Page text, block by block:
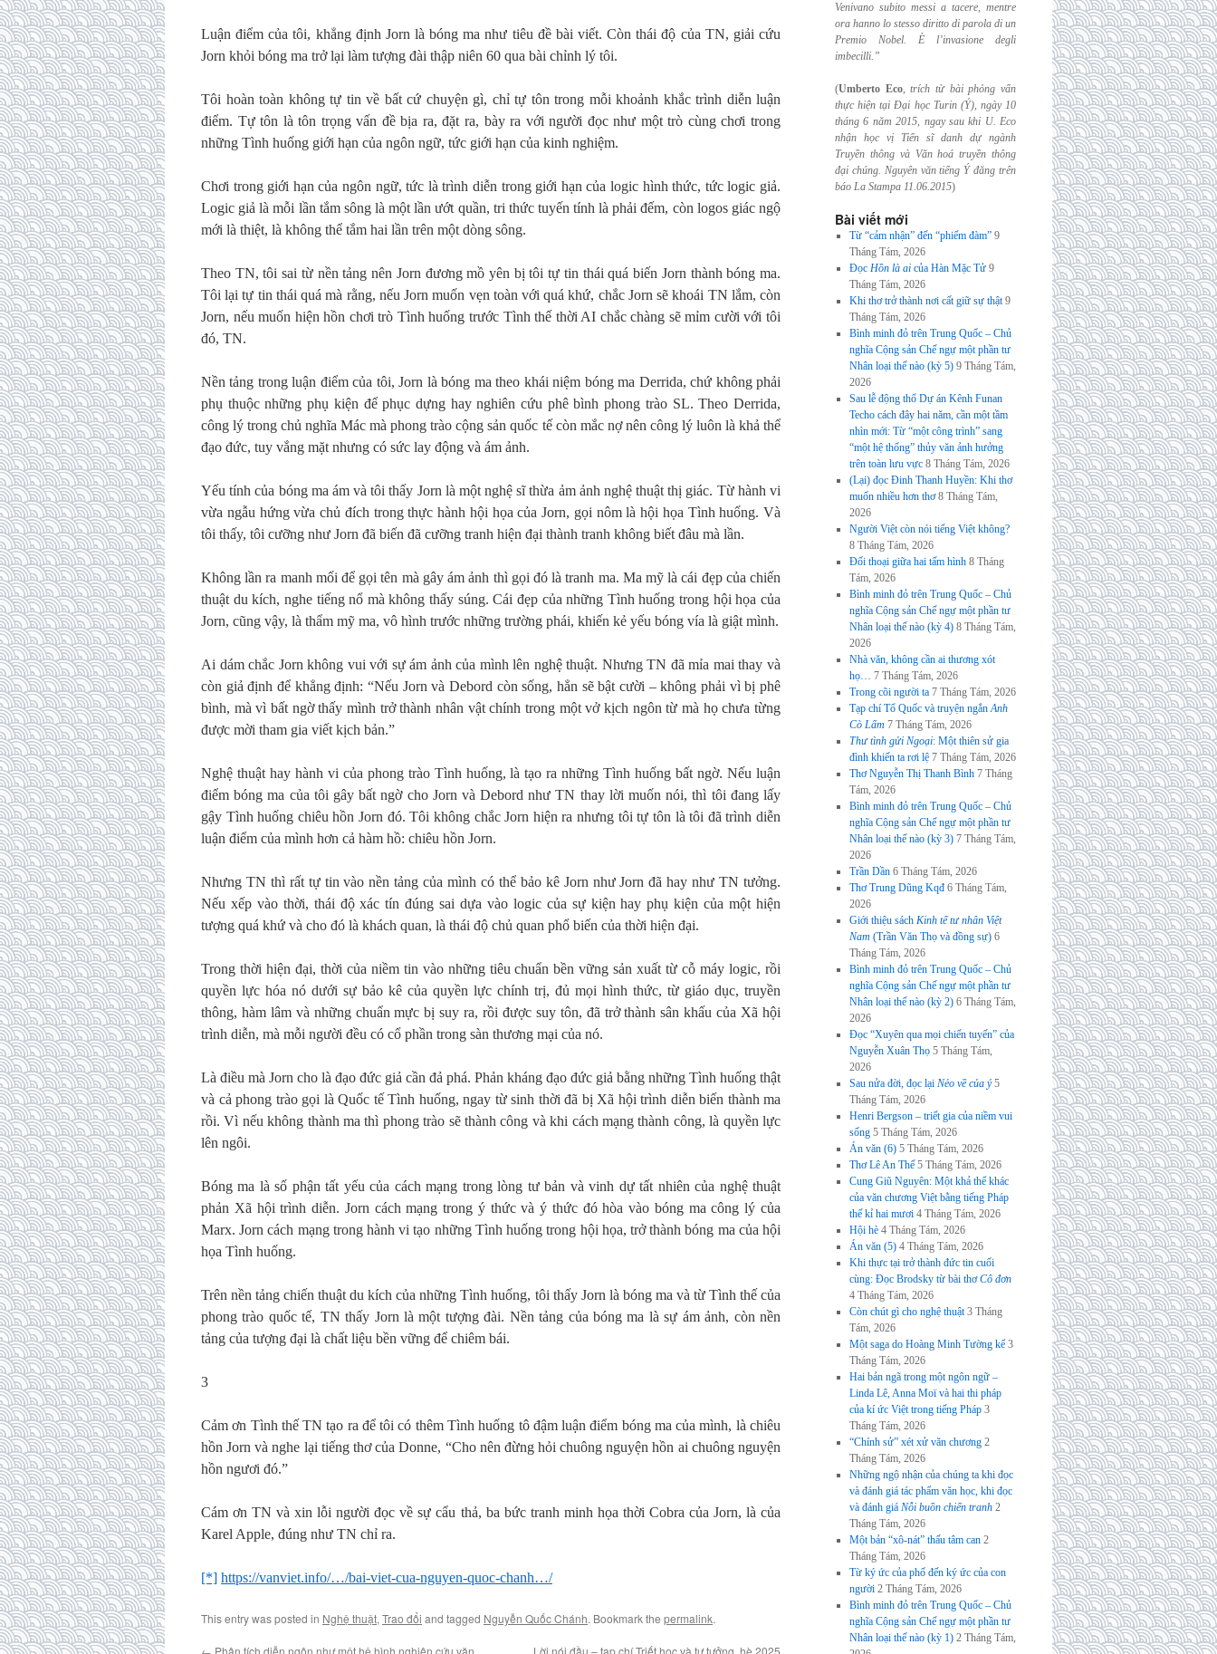
Luận điểm của tôi, khẳng định Jorn là bóng ma như tiêu đề bài viết. Còn thái độ của TN, giải cứu
Jorn khỏi bóng ma trở lại làm tượng đài thập niên 60 qua bài chỉnh lý tôi.
Tôi hoàn toàn không tự tin về bất cứ chuyện gì, chỉ tự tôn trong mỗi khoảnh khắc trình diễn luận
điểm. Tự tôn là tôn trọng vấn đề bịa ra, đặt ra, bày ra với người đọc như một trò cùng chơi trong
những Tình huống giới hạn của ngôn ngữ, tức giới hạn của kinh nghiệm.
Chơi trong giới hạn của ngôn ngữ, tức là trình diễn trong giới hạn của logic hình thức, tức logic giả.
Logic giả là mỗi lần tắm sông là một lần ướt quần, tri thức tuyến tính là phải đếm, còn logos giác ngộ
mới là thiệt, là không thể tắm hai lần trên một dòng sông.
Theo TN, tôi sai từ nền tảng nên Jorn đương mồ yên bị tôi tự tin thái quá biến Jorn thành bóng ma.
Tôi lại tự tin thái quá mà rằng, nếu Jorn muốn vẹn toàn với quá khứ, chắc Jorn sẽ khoái TN lắm, còn
Jorn, nếu muốn hiện hồn chơi trò Tình huống trước Tình thế thời AI chắc chàng sẽ mỉm cười với tôi
đó, TN.
Nền tảng trong luận điểm của tôi, Jorn là bóng ma theo khái niệm bóng ma Derrida, chứ không phải
phụ thuộc những phụ kiện để phục dựng hay nghiên cứu phê bình phong trào SL. Theo Derrida,
công lý trong chủ nghĩa Mác mà phong trào cộng sản quốc tế còn mắc nợ nên công lý luôn là khả thể
đạo đức, tuy vắng mặt nhưng có sức lay động và ám ảnh.
Yếu tính của bóng ma ám và tôi thấy Jorn là một nghệ sĩ thừa ảm ảnh nghệ thuật thị giác. Từ hành vi
vừa ngẫu hứng vừa chủ đích trong thực hành hội họa của Jorn, gọi nôm là hội họa Tình huống. Và
tôi thấy, tôi cưỡng như Jorn đã biến đã cưỡng tranh hiện đại thành tranh không biết đâu mà lần.
Không lần ra manh mối để gọi tên mà gây ám ảnh thì gọi đó là tranh ma. Ma mỹ là cái đẹp của chiến
thuật du kích, nghe tiếng nổ mà không thấy súng. Cái đẹp của những Tình huống trong hội họa của
Jorn, cũng vậy, là thẩm mỹ ma, vô hình trước những trường phái, khiến kẻ yếu bóng vía là giật mình.
Ai dám chắc Jorn không vui với sự ám ảnh của mình lên nghệ thuật. Nhưng TN đã mỉa mai thay và
còn giả định để khẳng định: “Nếu Jorn và Debord còn sống, hẳn sẽ bật cười – không phải vì bị phê
bình, mà vì bất ngờ thấy mình trở thành nhân vật chính trong một vở kịch ngôn từ mà họ chưa từng
được mời tham gia viết kịch bản.”
Nghệ thuật hay hành vi của phong trào Tình huống, là tạo ra những Tình huống bất ngờ. Nếu luận
điểm bóng ma của tôi gây bất ngờ cho Jorn và Debord như TN thay lời muốn nói, thì tôi đang lấy
gậy Tình huống chiêu hồn Jorn đó. Tôi không chắc Jorn hiện ra nhưng tôi tự tôn là tôi đã trình diễn
luận điểm của mình hơn cả hàm hồ: chiêu hồn Jorn.
Nhưng TN thì rất tự tin vào nền tảng của mình có thể bảo kê Jorn như Jorn đã hay như TN tưởng.
Nếu xếp vào thời, thái độ xác tín đúng sai dựa vào logic của sự kiện hay phụ kiện của một hiện
tượng quá khứ và cho đó là khách quan, là thái độ chủ quan phổ biến của thời hiện đại.
Trong thời hiện đại, thời của niềm tin vào những tiêu chuẩn bền vững sản xuất từ cỗ máy logic, rồi
quyền lực hóa nó dưới sự bảo kê của quyền lực chính trị, đủ mọi hình thức, từ giáo dục, truyền
thông, hàm lâm và những chuẩn mực bị suy ra, rồi được suy tôn, đã trở thành sân khấu của Xã hội
trình diễn, mà mỗi người đều có cổ phần trong sàn thương mại của nó.
Là điều mà Jorn cho là đạo đức giả cần đả phá. Phản kháng đạo đức giả bằng những Tình huống thật
và cả phong trào gọi là Quốc tế Tình huống, ngay từ sinh thời đã bị Xã hội trình diễn biến thành ma
rồi. Vì nếu không thành ma thì phong trào sẽ thành công và khi cách mạng thành công, là quyền lực
lên ngôi.
Bóng ma là số phận tất yếu của cách mạng trong lòng tư bản và vinh dự tất nhiên của nghệ thuật
phản Xã hội trình diễn. Jorn cách mạng trong ý thức và ý thức đó hòa vào bóng ma công lý của
Marx. Jorn cách mạng trong hành vi tạo những Tình huống trong hội họa, trở thành bóng ma của hội
họa Tình huống.
Trên nền tảng chiến thuật du kích của những Tình huống, tôi thấy Jorn là bóng ma và từ Tình thế của
phong trào quốc tế, TN thấy Jorn là một tượng đài. Nền tảng của bóng ma là sự ám ảnh, còn nền
tảng của tượng đại là chất liệu bền vững để chiêm bái.
3
Cảm ơn Tình thế TN tạo ra để tôi có thêm Tình huống tô đậm luận điểm bóng ma của mình, là chiêu
hồn Jorn và nghe lại tiếng thơ của Donne, “Cho nên đừng hỏi chuông nguyện hồn ai chuông nguyện
hồn ngươi đó.”
Cám ơn TN và xin lỗi người đọc về sự cẩu thả, ba bức tranh minh họa thời Cobra của Jorn, là của
Karel Apple, đúng như TN chỉ ra.
[*] https://vanviet.info/…/bai-viet-cua-nguyen-quoc-chanh…/
This entry was posted in Nghệ thuật, Trao đổi and tagged Nguyễn Quốc Chánh. Bookmark the permalink.
← Phân tích diễn ngôn như một hệ hình nghiên cứu văn Lời nói đầu – tạp chí Triết học và tư tưởng, hè 2025
Venivano subito messi a tacere, mentre
ora hanno lo stesso diritto di parola di un
Premio Nobel. È l’invasione degli
imbecilli.”
(Umberto Eco,trích từ bài phỏng vấn
thực hiện tại Đại học Turin (Ý), ngày 10
tháng 6 năm 2015, ngay sau khi U. Eco
nhận học vị Tiến sĩ danh dự ngành
Truyền thông và Văn hoá truyền thông
đại chúng. Nguyên văn tiếng Ý đăng trên
báo La Stampa 11.06.2015)
Bài viết mới
Từ “cảm nhận” đến “phiếm đàm” 9
Tháng Tám, 2026
Đọc Hồn là aicủa Hàn Mặc Tử 9
Tháng Tám, 2026
Khi thơ trở thành nơi cất giữ sự thật 9
Tháng Tám, 2026
Bình minh đỏ trên Trung Quốc – Chủ
nghĩa Cộng sản Chế ngự một phần tư
Nhân loại thế nào (kỳ 5) 9 Tháng Tám,
2026
Sau lễ động thổ Dự án Kênh Funan
Techo cách đây hai năm, cần một tầm
nhìn mới: Từ “một công trình” sang
“một hệ thống” thủy văn ảnh hưởng
trên toàn lưu vực 8 Tháng Tám, 2026
(Lại) đọc Đinh Thanh Huyền: Khi thơ
muốn nhiều hơn thơ 8 Tháng Tám,
2026
Người Việt còn nói tiếng Việt không?
8 Tháng Tám, 2026
Đối thoại giữa hai tấm hình 8 Tháng
Tám, 2026
Bình minh đỏ trên Trung Quốc – Chủ
nghĩa Cộng sản Chế ngự một phần tư
Nhân loại thế nào (kỳ 4) 8 Tháng Tám,
2026
Nhà văn, không cần ai thương xót
họ… 7 Tháng Tám, 2026
Trong cõi người ta 7 Tháng Tám, 2026
Tạp chí Tổ Quốc và truyện ngắnAnh
Cò Lấm 7 Tháng Tám, 2026
Thư tình gửi Ngoại: Một thiên sử gia
đình khiến ta rơi lệ 7 Tháng Tám, 2026
Thơ Nguyễn Thị Thanh Bình 7 Tháng
Tám, 2026
Bình minh đỏ trên Trung Quốc – Chủ
nghĩa Cộng sản Chế ngự một phần tư
Nhân loại thế nào (kỳ 3) 7 Tháng Tám,
2026
Trần Dần 6 Tháng Tám, 2026
Thơ Trung Dũng Kqđ 6 Tháng Tám,
2026
Giới thiệu sách Kinh tế tư nhân Việt
Nam (Trần Văn Thọ và đồng sự) 6
Tháng Tám, 2026
Bình minh đỏ trên Trung Quốc – Chủ
nghĩa Cộng sản Chế ngự một phần tư
Nhân loại thế nào (kỳ 2) 6 Tháng Tám,
2026
Đọc “Xuyên qua mọi chiến tuyến” của
Nguyễn Xuân Thọ 5 Tháng Tám,
2026
Sau nửa đời, đọc lại Nẻo về của ý 5
Tháng Tám, 2026
Henri Bergson – triết gia của niềm vui
sống 5 Tháng Tám, 2026
Án văn (6) 5 Tháng Tám, 2026
Thơ Lê An Thế 5 Tháng Tám, 2026
Cung Giũ Nguyên: Một khả thể khác
của văn chương Việt bằng tiếng Pháp
thế kỉ hai mươi 4 Tháng Tám, 2026
Hội hè 4 Tháng Tám, 2026
Án văn (5) 4 Tháng Tám, 2026
Khi thực tại trở thành đức tin cuối
cùng: Đọc Brodsky từ bài thơCô đơn
4 Tháng Tám, 2026
Còn chút gì cho nghệ thuật 3 Tháng
Tám, 2026
Một saga do Hoàng Minh Tường kể 3
Tháng Tám, 2026
Hai bản ngã trong một ngôn ngữ –
Linda Lê, Anna Moï và hai thi pháp
của kí ức Việt trong tiếng Pháp 3
Tháng Tám, 2026
“Chính sử” xét xử văn chương 2
Tháng Tám, 2026
Những ngộ nhận của chúng ta khi đọc
và đánh giá tác phẩm văn học, khi đọc
và đánh giá Nỗi buồn chiến tranh 2
Tháng Tám, 2026
Một bản “xô-nát” thấu tâm can 2
Tháng Tám, 2026
Từ ký ức của phố đến ký ức của con
người 2 Tháng Tám, 2026
Bình minh đỏ trên Trung Quốc – Chủ
nghĩa Cộng sản Chế ngự một phần tư
Nhân loại thế nào (kỳ 1) 2 Tháng Tám,